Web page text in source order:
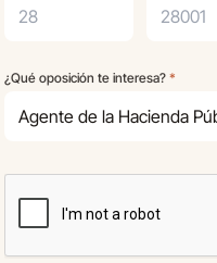
Tu oposición
¿Qué oposición te interesa?*